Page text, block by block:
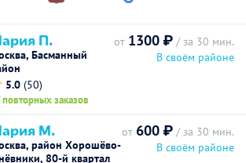
П.
Басманный
5.0 (50)
повторных заказов
от 1300 ₽ / за 30 мин.
В своём районе
М.
район Хорошёво-
80-й квартал
от 600 ₽ / за 30 мин.
В своём районе